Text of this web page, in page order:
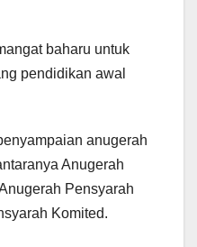
baharu untuk
pendidikan awal
anugerah
Anugerah
Pensyarah
Komited.